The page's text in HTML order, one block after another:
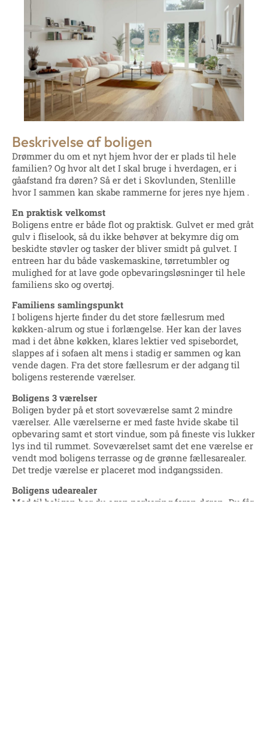
Beskrivelse af boligen
Drømmer du om et nyt hjem hvor der er plads til hele
familien? Og hvor alt det I skal bruge i hverdagen, er i
gåafstand fra døren? Så er det i Skovlunden, Stenlille
hvor I sammen kan skabe rammerne for jeres nye hjem .
En praktisk velkomst
Boligens entre er både flot og praktisk. Gulvet er med gråt
gulv i fliselook, så du ikke behøver at bekymre dig om
beskidte støvler og tasker der bliver smidt på gulvet. I
entreen har du både vaskemaskine, tørretumbler og
mulighed for at lave gode opbevaringsløsninger til hele
familiens sko og overtøj.
Familiens samlingspunkt
I boligens hjerte finder du det store fællesrum med
køkken-alrum og stue i forlængelse. Her kan der laves
mad i det åbne køkken, klares lektier ved spisebordet,
slappes af i sofaen alt mens i stadig er sammen og kan
vende dagen. Fra det store fællesrum er der adgang til
boligens resterende værelser.
Boligens 3 værelser
Boligen byder på et stort soveværelse samt 2 mindre
værelser. Alle værelserne er med faste hvide skabe til
opbevaring samt et stort vindue, som på fineste vis lukker
lys ind til rummet. Soveværelset samt det ene værelse er
vendt mod boligens terrasse og de grønne fællesarealer.
Det tredje værelse er placeret mod indgangssiden.
Boligens udearealer
Med til boligen har du egen parkering foran døren. Du får